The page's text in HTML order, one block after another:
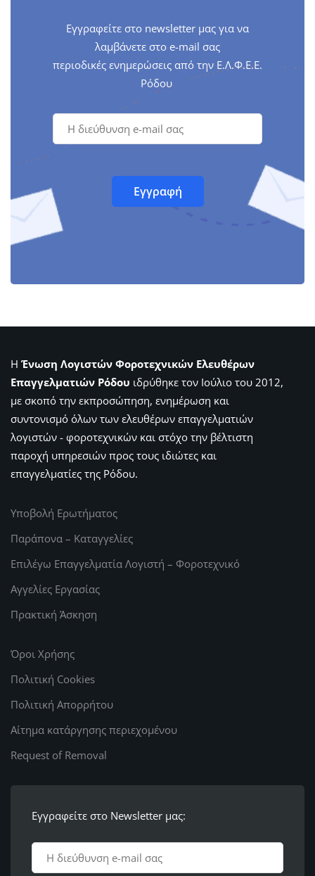
Εγγραφείτε στο newsletter μας για να
λαμβάνετε στο e-mail σας
περιοδικές ενημερώσεις από την Ε.Λ.Φ.Ε.Ε.
Ρόδου
Η Ένωση Λογιστών Φοροτεχνικών Ελευθέρων
Επαγγελματιών Ρόδου ιδρύθηκε τον Ιούλιο του 2012,
με σκοπό την εκπροσώπηση, ενημέρωση και
συντονισμό όλων των ελευθέρων επαγγελματιών
λογιστών - φοροτεχνικών και στόχο την βέλτιστη
παροχή υπηρεσιών προς τους ιδιώτες και
επαγγελματίες της Ρόδου.
Υποβολή Ερωτήματος
Παράπονα – Καταγγελίες
Επιλέγω Επαγγελματία Λογιστή – Φοροτεχνικό
Αγγελίες Εργασίας
Πρακτική Άσκηση
Όροι Χρήσης
Πολιτική Cookies
Πολιτική Απορρήτου
Αίτημα κατάργησης περιεχομένου
Request of Removal
Εγγραφείτε στο Newsletter μας: